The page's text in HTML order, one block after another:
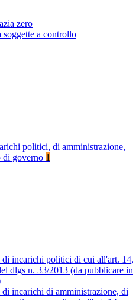
zero
a controllo
politici, di amministrazione,
di governo 1
incarichi politici di cui all'art. 14,
dlgs n. 33/2013 (da pubblicare in
incarichi di amministrazione, di